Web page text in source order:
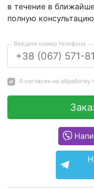
в течение в
полную консультацию
Введите номер телефона
Я согласен на обработку